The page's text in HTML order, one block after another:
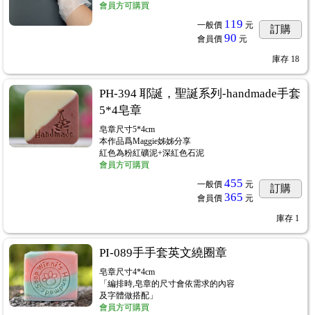
會員方可購買
一般價 119 元
會員價 90 元
訂購
庫存 18
PH-394 耶誕，聖誕系列-handmade手套
5*4皂章
皂章尺寸5*4cm
本作品爲Maggie姊姊分享
紅色為粉紅礦泥+深紅色石泥
會員方可購買
一般價 455 元
會員價 365 元
訂購
庫存 1
PI-089手手套英文繞圈章
皂章尺寸4*4cm
「編排時,皂章的尺寸會依需求的內容
及字體做搭配」
會員方可購買